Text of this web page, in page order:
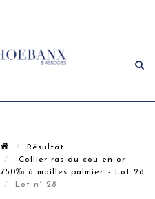
Résultat
Collier ras du cou en or
750‰ à mailles palmier. - Lot 28
Lot n° 28